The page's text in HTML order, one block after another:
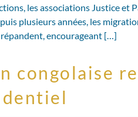
les associations Justice
plusieurs années, les
encourageant […]
congolaise